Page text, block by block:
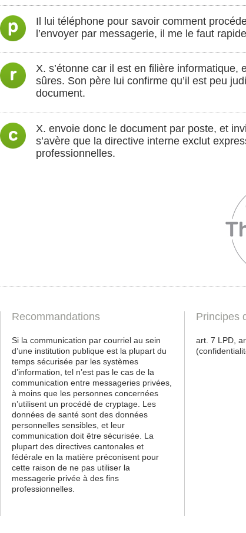
Il lui téléphone pour savoir comment
l’envoyer par messagerie, il me le faut
X. s’étonne car il est en filière informatique,
sûres. Son père lui confirme qu’il est peu
document.
X. envoie donc le document par poste, et
s’avère que la directive interne exclut
professionnelles.
Recommandations
Si la communication par courriel au sein
d’une institution publique est la plupart du
temps sécurisée par les systèmes
d’information, tel n’est pas le cas de la
communication entre messageries privées,
à moins que les personnes concernées
n’utilisent un procédé de cryptage. Les
données de santé sont des données
personnelles sensibles, et leur
communication doit être sécurisée. La
plupart des directives cantonales et
fédérale en la matière préconisent pour
cette raison de ne pas utiliser la
messagerie privée à des fins
professionnelles.
Principes
art. 7 LPD,